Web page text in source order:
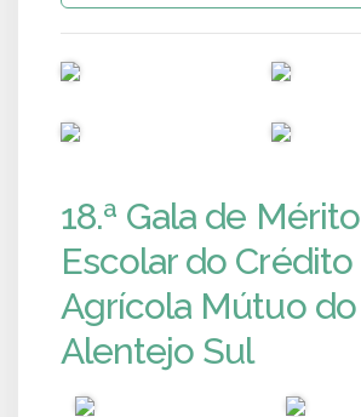
18.ª Gala de Mérito
Escolar do Crédito
Agrícola Mútuo do
Alentejo Sul